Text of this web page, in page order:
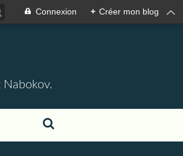
Connexion + Créer mon blog
Nabokov.